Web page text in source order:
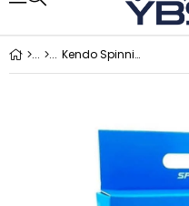
Kendo Spinning 8X Fighting Apple Green 150 Mt. Örgü İp Misina